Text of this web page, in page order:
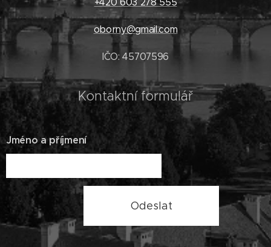
oborny@gmail.com
IČO: 45707596
Kontaktní formulář
Jméno a příjmení
Odeslat